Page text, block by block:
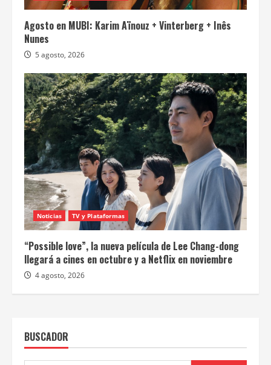
Agosto en MUBI: Karim Aïnouz + Vinterberg + Inês
Nunes
5 agosto, 2026
Noticias TV y Plataformas
“Possible love”, la nueva película de Lee Chang-dong
llegará a cines en octubre y a Netflix en noviembre
4 agosto, 2026
BUSCADOR